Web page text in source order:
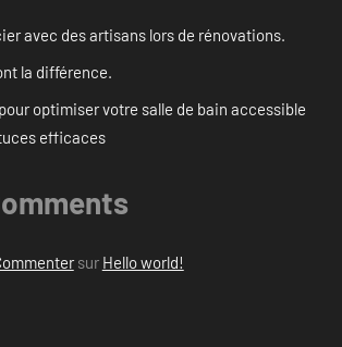
avec des artisans lors de rénovations.
la différence.
optimiser votre salle de bain accessible
efficaces
sur Hello world!